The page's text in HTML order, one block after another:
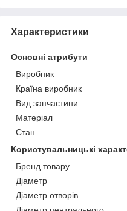
Характеристики
Основні атрибути
Виробник
Країна виробник
Вид запчастини
Матеріал
Стан
Користувальницькі
Бренд товару
Діаметр
Діаметр отворів